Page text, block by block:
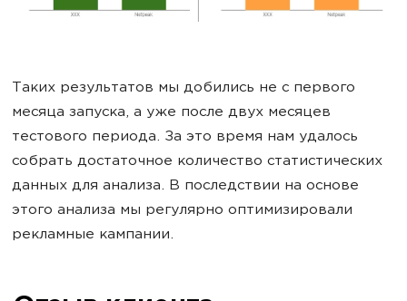
Таких результатов мы добились не с первого
месяца запуска, а уже после двух месяцев
тестового периода. За это время нам удалось
собрать достаточное количество статистических
данных для анализа. В последствии на основе
этого анализа мы регулярно оптимизировали
рекламные кампании.